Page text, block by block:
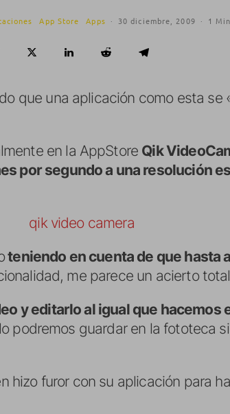
App Store Apps · 30 diciembre, 2009 · 1
que una aplicación como esta se
en la AppStore Qik
por segundo a una resolución
teniendo en cuenta de que hasta
me parece un acierto
y editarlo al igual que hacemos
podremos guardar en la fototeca
hizo furor con su aplicación para